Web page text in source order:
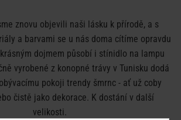
znovu objevili naši lásku k přírodě, a s
a barvami se u nás doma cítíme opravdu
dojmem působí i stínidlo na lampu
vyrobené z konopné trávy v Tunisku dodá
pokoji trendy šmrnc - ať už coby
čistě jako dekorace. K dostání v další
velikosti.